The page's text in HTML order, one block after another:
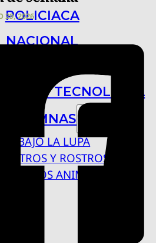
POLICIACA
NACIONAL
Y TECNOLOGÍA
COLUMNAS
BAJO LA LUPA
RASTROS Y ROSTROS
VÍNCULOS ANIMALES
29, 2026